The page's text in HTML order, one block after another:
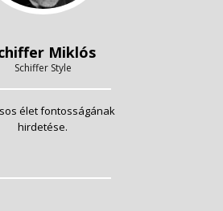
Miklós
Schiffer Style
élet fontosságának
hirdetése.